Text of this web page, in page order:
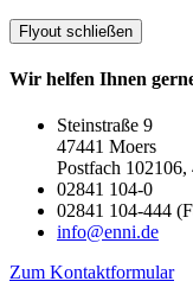
Flyout schließen
Wir helfen Ihnen
Steinstraße 9
47441 Moers
Postfach 102106,
02841 104-0
02841 104-444
info@enni.de
Zum Kontaktformular